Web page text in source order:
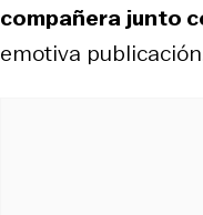
compañera junto
emotiva